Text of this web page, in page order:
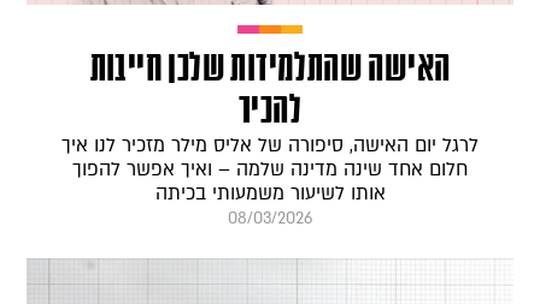
האישה שהתלמידות שלכן חייבות
להכיר
לרגל יום האישה, סיפורה של אליס מילר מזכיר לנו איך
חלום אחד שינה מדינה שלמה – ואיך אפשר להפוך
אותו לשיעור משמעותי בכיתה
08/03/2026